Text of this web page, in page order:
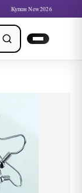
Купон New2026